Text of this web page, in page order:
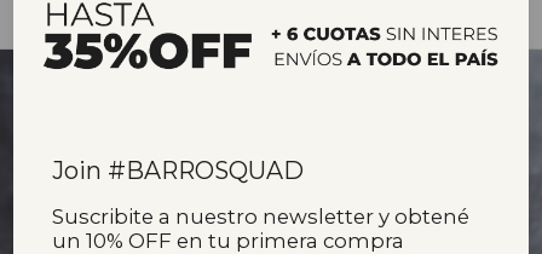
Join #BARROSQUAD
Suscribite a nuestro newsletter y obtené
un 10% OFF en tu primera compra